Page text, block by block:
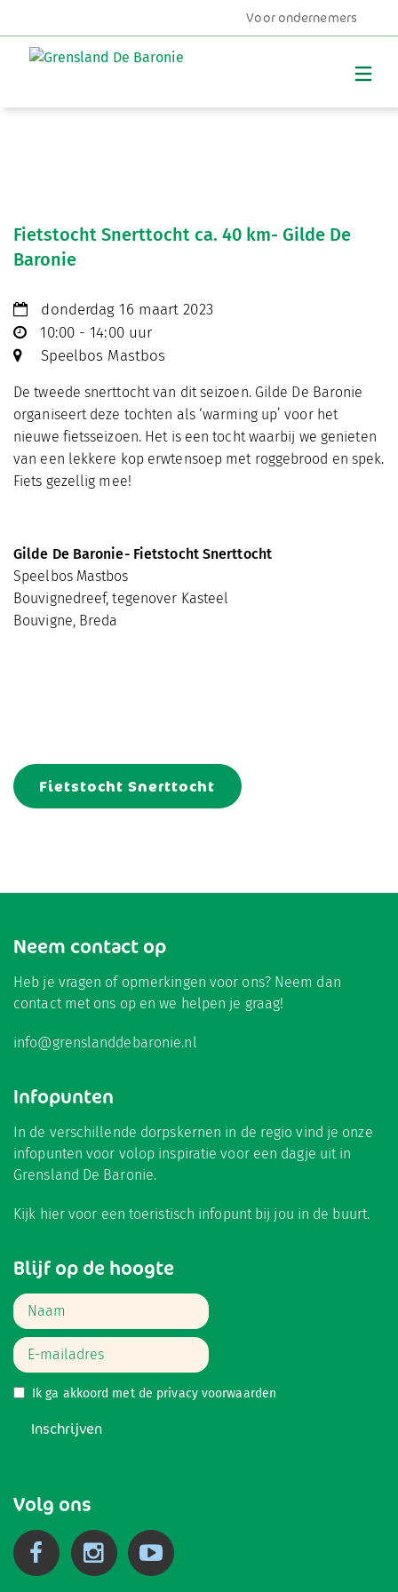
Voor ondernemers
Fietstocht Snerttocht ca. 40 km- Gilde De
Baronie
donderdag 16 maart 2023
10:00 - 14:00 uur
Speelbos Mastbos
De tweede snerttocht van dit seizoen. Gilde De Baronie
organiseert deze tochten als ‘warming up’ voor het
nieuwe fietsseizoen. Het is een tocht waarbij we genieten
van een lekkere kop erwtensoep met roggebrood en spek.
Fiets gezellig mee!
Gilde De Baronie- Fietstocht Snerttocht
Speelbos Mastbos
Bouvignedreef, tegenover Kasteel
Bouvigne, Breda
Fietstocht Snerttocht
Neem contact op
Heb je vragen of opmerkingen voor ons? Neem dan
contact met ons op en we helpen je graag!
info@grenslanddebaronie.nl
Infopunten
In de verschillende dorpskernen in de regio vind je onze
infopunten voor volop inspiratie voor een dagje uit in
Grensland De Baronie.
Kijk hiervoor een toeristisch infopunt bij jou in de buurt.
Blijf op de hoogte
Ik ga akkoord met de privacy voorwaarden
Inschrijven
Volg ons